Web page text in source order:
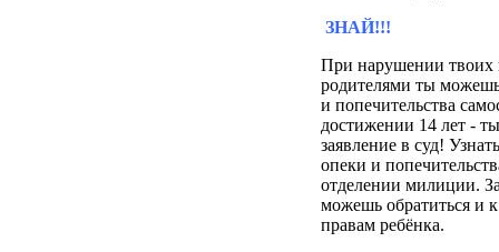
ЗНАЙ!!!
При нарушении твоих
родителями ты
и попечительства
достижении 14 лет -
заявление в суд!
опеки и
отделении милиции.
можешь обратиться и
правам ребёнка.